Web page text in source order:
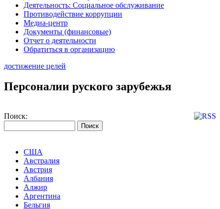
Деятельность: Социальное обслуживание
Противодействие коррупции
Медиа-центр
Документы (финансовые)
Отчет о деятельности
Обратиться в организацию
достижение целей
Персоналии руского зарубежья
Поиск:
США
Австралия
Австрия
Албания
Алжир
Аргентина
Бельгия